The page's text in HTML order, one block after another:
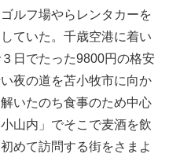
ルフ場やらレンタカーを
ていた。千歳空港に着い
日でたった9800円の格安
夜の道を苫小牧市に向か
いたのち食事のため中心
山内」でそこで麦酒を飲
めて訪問する街をさまよ